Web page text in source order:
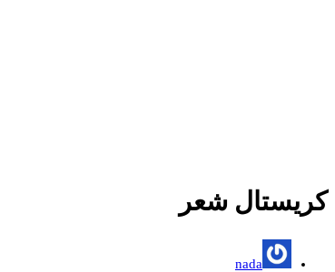
كريستال شعر
nada